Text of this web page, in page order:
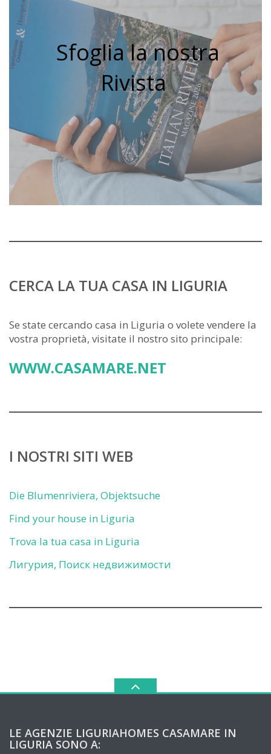
Sfoglia la nostra
Rivista
CERCA LA TUA CASA IN LIGURIA
Se state cercando casa in Liguria o volete vendere la
vostra proprietà, visitate il nostro sito principale:
WWW.CASAMARE.NET
I NOSTRI SITI WEB
Die Blumenriviera, Objektsuche
Find your house in Liguria
Trova la tua casa in Liguria
Лигурия, Поиск недвижимости
LE AGENZIE LIGURIAHOMES CASAMARE IN
LIGURIA SONO A: